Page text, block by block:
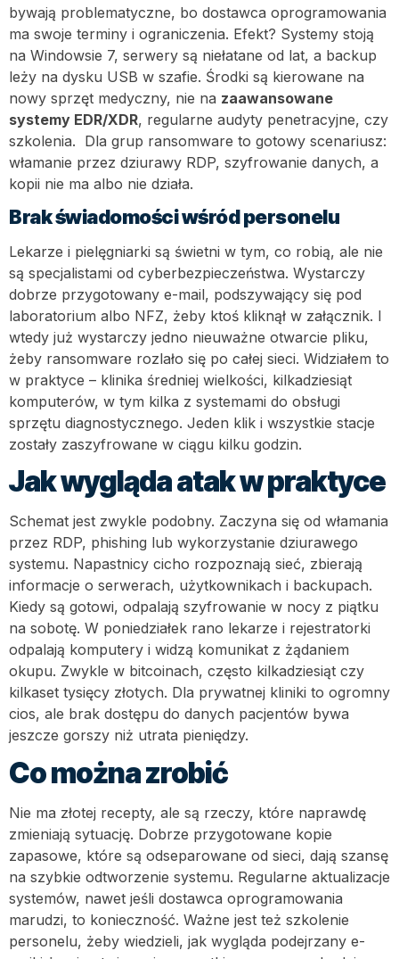
bywają problematyczne, bo dostawca oprogramowania
ma swoje terminy i ograniczenia. Efekt? Systemy stoją
na Windowsie 7, serwery są niełatane od lat, a backup
leży na dysku USB w szafie. Środki są kierowane na
nowy sprzęt medyczny, nie na zaawansowane
systemy EDR/XDR, regularne audyty penetracyjne, czy
szkolenia. Dla grup ransomware to gotowy scenariusz:
włamanie przez dziurawy RDP, szyfrowanie danych, a
kopii nie ma albo nie działa.
Brak świadomości wśród personelu
Lekarze i pielęgniarki są świetni w tym, co robią, ale nie
są specjalistami od cyberbezpieczeństwa. Wystarczy
dobrze przygotowany e-mail, podszywający się pod
laboratorium albo NFZ, żeby ktoś kliknął w załącznik. I
wtedy już wystarczy jedno nieuważne otwarcie pliku,
żeby ransomware rozlało się po całej sieci. Widziałem to
w praktyce – klinika średniej wielkości, kilkadziesiąt
komputerów, w tym kilka z systemami do obsługi
sprzętu diagnostycznego. Jeden klik i wszystkie stacje
zostały zaszyfrowane w ciągu kilku godzin.
Jak wygląda atak w praktyce
Schemat jest zwykle podobny. Zaczyna się od włamania
przez RDP, phishing lub wykorzystanie dziurawego
systemu. Napastnicy cicho rozpoznają sieć, zbierają
informacje o serwerach, użytkownikach i backupach.
Kiedy są gotowi, odpalają szyfrowanie w nocy z piątku
na sobotę. W poniedziałek rano lekarze i rejestratorki
odpalają komputery i widzą komunikat z żądaniem
okupu. Zwykle w bitcoinach, często kilkadziesiąt czy
kilkaset tysięcy złotych. Dla prywatnej kliniki to ogromny
cios, ale brak dostępu do danych pacjentów bywa
jeszcze gorszy niż utrata pieniędzy.
Co można zrobić
Nie ma złotej recepty, ale są rzeczy, które naprawdę
zmieniają sytuację. Dobrze przygotowane kopie
zapasowe, które są odseparowane od sieci, dają szansę
na szybkie odtworzenie systemu. Regularne aktualizacje
systemów, nawet jeśli dostawca oprogramowania
marudzi, to konieczność. Ważne jest też szkolenie
personelu, żeby wiedzieli, jak wygląda podejrzany e-